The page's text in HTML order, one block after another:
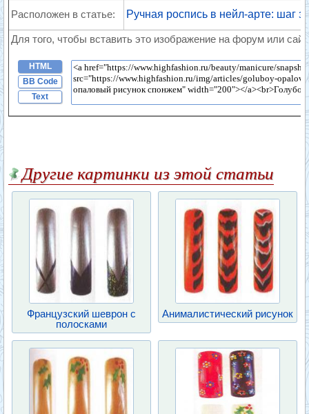
Расположен в статье: Ручная роспись в нейл-арте: шаг
Для того, чтобы вставить это изображение на форум или
HTML
BB Code
Text
Другие картинки из этой статьи
Французский шеврон с
полосками
Анималистический рисунок